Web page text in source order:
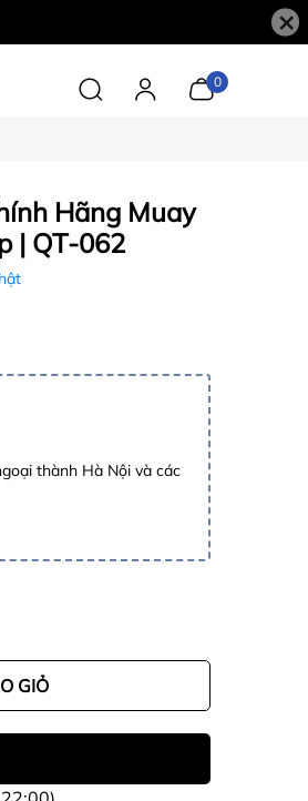
×
0
Hãng Muay
| QT-062
thành Hà Nội và các
GIỎ